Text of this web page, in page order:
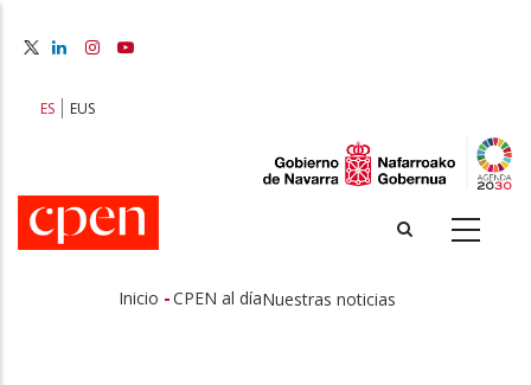
principal
ES EUS
Inicio -CPEN al díaNuestras noticias